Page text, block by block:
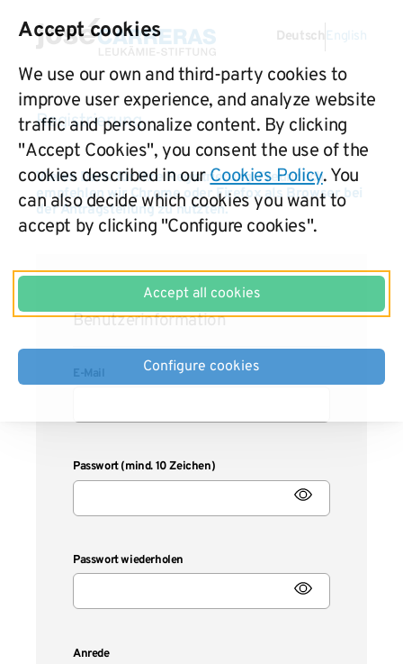
Deutsch English
Registrierung
Vielen Dank für Ihre Registrierung. Freundlich
empfehlen wir Chrome oder Firefox als Browser bei
der Antragstellung zu nutzten.
Benutzerinformation
E-Mail
Passwort (mind. 10 Zeichen)
Passwort wiederholen
Anrede
Accept cookies
We use our own and third-party cookies to
improve user experience, and analyze website
traffic and personalize content. By clicking
"Accept Cookies", you consent the use of the
cookies described in ourCookies Policy. You
can also decide which cookies you want to
accept by clicking "Configure cookies".
Accept all cookies
Configure cookies